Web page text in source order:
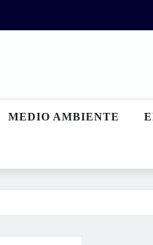
MEDIO AMBIENTE